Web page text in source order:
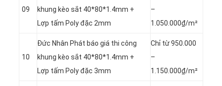
09
khung kèo sắt 40*80*1.4mm +
Lợp tấm Poly đặc 2mm
–
1.050.000₫/m²
10
Đức Nhân Phát báo giá thi công
khung kèo sắt 40*80*1.4mm +
Lợp tấm Poly đặc 3mm
Chỉ từ 950.000
–
1.150.000₫/m²